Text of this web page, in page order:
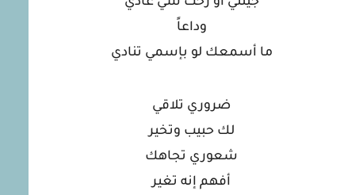
وداعاً
ما أسمعك لو بإسمي تنادي
ضروري تلاقي
لك حبيب وتخير
شعوري تجاهك
أفهم إنه تغير